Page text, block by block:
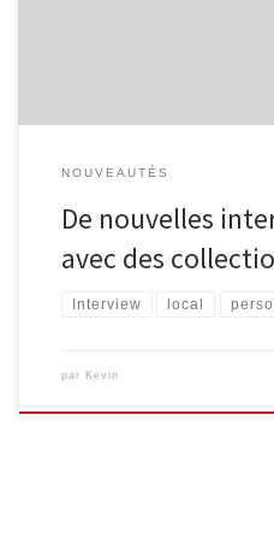
NOUVEAUTÉS
De nouvelles
avec des
Interview local
par Kevin